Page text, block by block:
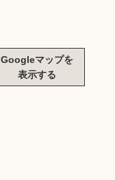
Googleマップを
表示する